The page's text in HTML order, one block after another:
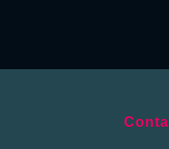
Conta